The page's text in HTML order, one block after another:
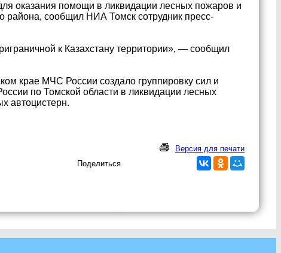
оказания помощи в ликвидации лесных пожаров и
района, сообщил НИА Томск сотрудник пресс-
к Казахстану территории», — сообщил
крае МЧС России создало группировку сил и
по Томской области в ликвидации лесных
автоцистерн.
Версия для печати
Поделиться